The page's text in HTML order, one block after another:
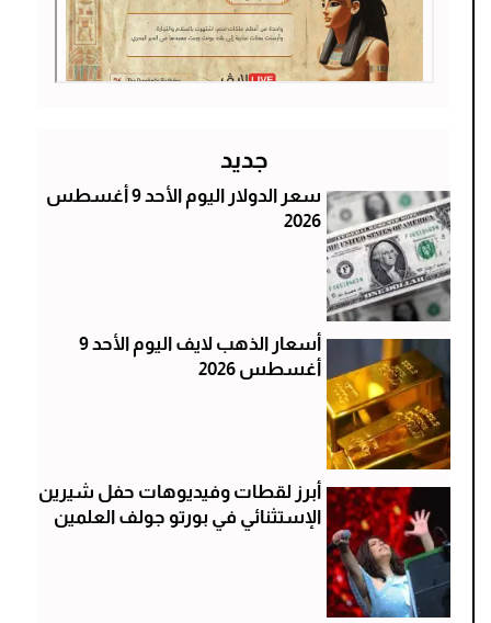
جديد
سعر الدولار اليوم الأحد 9 أغسطس
2026
أسعار الذهب لايف اليوم الأحد 9
أغسطس 2026
أبرز لقطات وفيديوهات حفل شيرين
الإستثنائي في بورتو جولف العلمين